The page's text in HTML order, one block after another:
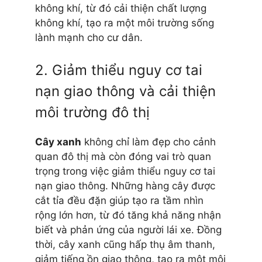
không khí, từ đó cải thiện chất lượng
không khí, tạo ra một môi trường sống
lành mạnh cho cư dân.
2. Giảm thiểu nguy cơ tai
nạn giao thông và cải thiện
môi trường đô thị
Cây xanh không chỉ làm đẹp cho cảnh
quan đô thị mà còn đóng vai trò quan
trọng trong việc giảm thiểu nguy cơ tai
nạn giao thông. Những hàng cây được
cắt tỉa đều đặn giúp tạo ra tầm nhìn
rộng lớn hơn, từ đó tăng khả năng nhận
biết và phản ứng của người lái xe. Đồng
thời, cây xanh cũng hấp thụ âm thanh,
giảm tiếng ồn giao thông, tạo ra một môi